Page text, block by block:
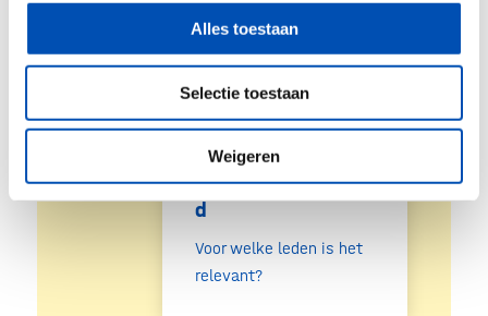
Alles toestaan
Selectie toestaan
Weigeren
Welke stappen zetten we?
01
Ledenbetrokkenhei
d
Voor welke leden is het
relevant?